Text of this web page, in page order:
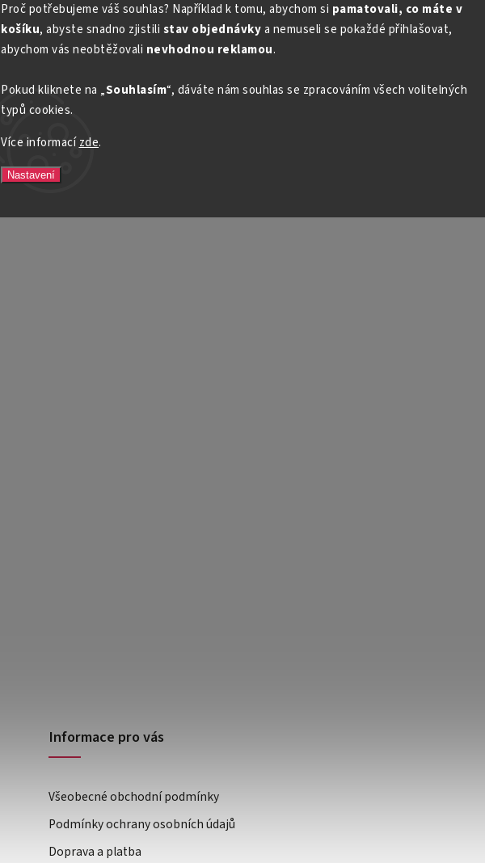
Proč potřebujeme váš souhlas? Například k tomu, abychom si pamatovali, co máte v
košíku, abyste snadno zjistili stav objednávkya nemuseli se pokaždé přihlašovat,
abychom vás neobtěžovali nevhodnou reklamou.
Pokud kliknete na „Souhlasím“, dáváte nám souhlas se zpracováním všech volitelných
typů cookies.
Více informacízde.
Nastavení
Informace pro vás
Všeobecné obchodní podmínky
Podmínky ochrany osobních údajů
Doprava a platba